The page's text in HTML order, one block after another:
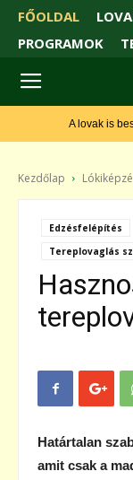
FŐOLDAL
PROGRAMOK
A lovak is
Kezdőlap
Edzésfelépítés
Tereplovaglás
Határtalan
amit csak a